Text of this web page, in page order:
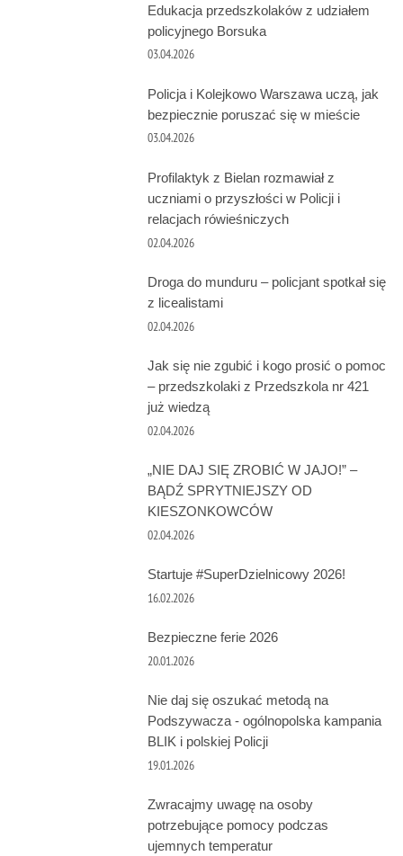
Edukacja przedszkolaków z udziałem
policyjnego Borsuka
03.04.2026
Policja i Kolejkowo Warszawa uczą, jak
bezpiecznie poruszać się w mieście
03.04.2026
Profilaktyk z Bielan rozmawiał z
uczniami o przyszłości w Policji i
relacjach rówieśniczych
02.04.2026
Droga do munduru – policjant spotkał się
z licealistami
02.04.2026
Jak się nie zgubić i kogo prosić o pomoc
– przedszkolaki z Przedszkola nr 421
już wiedzą
02.04.2026
„NIE DAJ SIĘ ZROBIĆ W JAJO!” –
BĄDŹ SPRYTNIEJSZY OD
KIESZONKOWCÓW
02.04.2026
Startuje #SuperDzielnicowy 2026!
16.02.2026
Bezpieczne ferie 2026
20.01.2026
Nie daj się oszukać metodą na
Podszywacza - ogólnopolska kampania
BLIK i polskiej Policji
19.01.2026
Zwracajmy uwagę na osoby
potrzebujące pomocy podczas
ujemnych temperatur